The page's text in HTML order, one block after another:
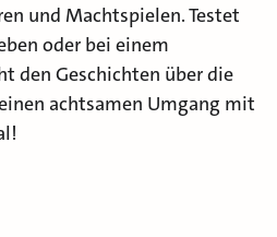
und Machtspielen. Testet
oder bei einem
den Geschichten über die
achtsamen Umgang mit